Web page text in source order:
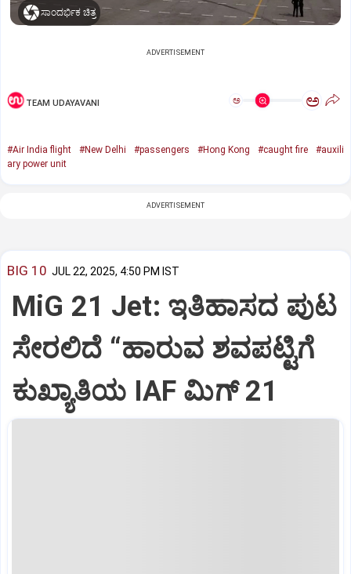
ಸಾಂದರ್ಭಿಕ ಚಿತ್ರ
ADVERTISEMENT
TEAM UDAYAVANI ಅ ಅ
#Air India flight #New Delhi #passengers #Hong Kong #caught fire
#auxili
ary power unit
ADVERTISEMENT
BIG 10 JUL 22, 2025, 4:50 PM IST
MiG 21 Jet: ಇತಿಹಾಸದ ಪುಟ
ಸೇರಲಿದೆ “ಹಾರುವ ಶವಪಟ್ಟಿಗೆ
ಕುಖ್ಯಾತಿಯ IAF ಮಿಗ್‌ 21